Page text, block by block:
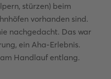
stürzen) beim
vorhanden sind.
nachgedacht. Das war
ein Aha-Erlebnis.
Handlauf entlang.